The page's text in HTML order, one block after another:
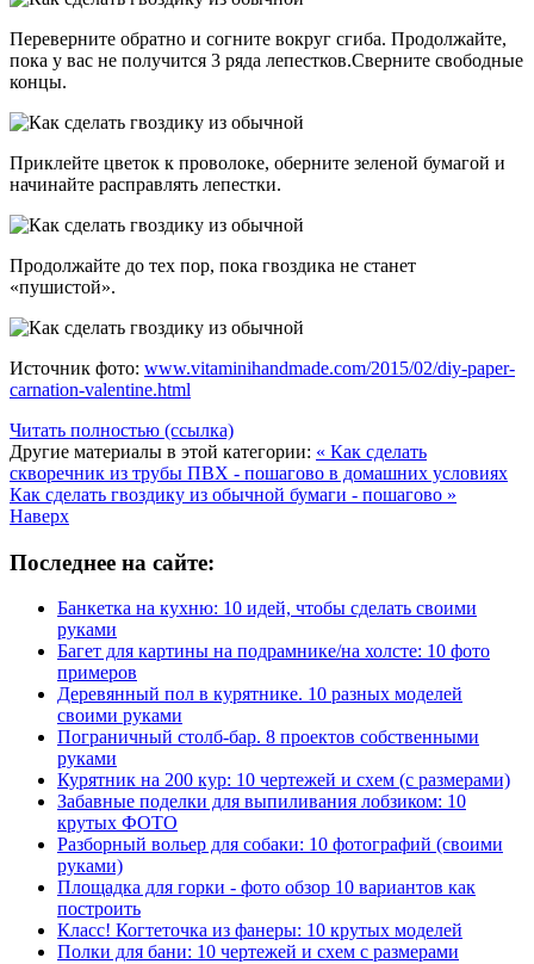
Переверните обратно и согните вокруг сгиба. Продолжайте,
пока у вас не получится 3 ряда лепестков.Сверните свободные
концы.
Приклейте цветок к проволоке, оберните зеленой бумагой и
начинайте расправлять лепестки.
Продолжайте до тех пор, пока гвоздика не станет
«пушистой».
Источник фото: www.vitaminihandmade.com/2015/02/diy-paper-
carnation-valentine.html
Читать полностью (ссылка)
Другие материалы в этой категории: « Как сделать
скворечник из трубы ПВХ - пошагово в домашних условиях
Как сделать гвоздику из обычной бумаги - пошагово »
Наверх
Последнее на сайте:
Банкетка на кухню: 10 идей, чтобы сделать своими
руками
Багет для картины на подрамнике/на холсте: 10 фото
примеров
Деревянный пол в курятнике. 10 разных моделей
своими руками
Пограничный столб-бар. 8 проектов собственными
руками
Курятник на 200 кур: 10 чертежей и схем (с размерами)
Забавные поделки для выпиливания лобзиком: 10
крутых ФОТО
Разборный вольер для собаки: 10 фотографий (своими
руками)
Площадка для горки - фото обзор 10 вариантов как
построить
Класс! Когтеточка из фанеры: 10 крутых моделей
Полки для бани: 10 чертежей и схем с размерами